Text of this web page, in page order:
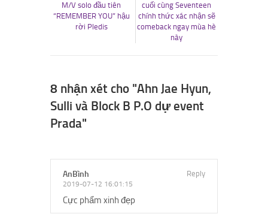
M/V solo đầu tiên
“REMEMBER YOU” hậu
rời Pledis
cuối cùng Seventeen
chính thức xác nhận sẽ
comeback ngay mùa hè
này
8 nhận xét cho "Ahn Jae Hyun,
Sulli và Block B P.O dự event
Prada"
AnBình
2019-07-12 16:01:15
Reply
Cực phẩm xinh đẹp